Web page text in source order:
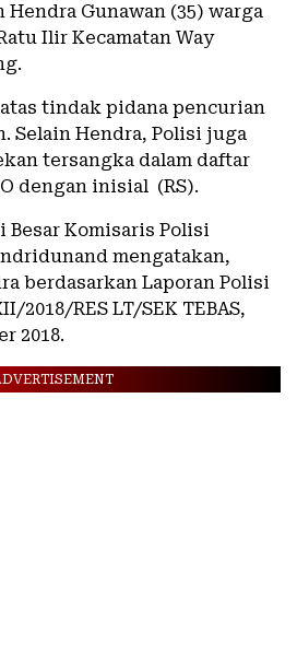
Hendra Gunawan (35) warga
Ilir Kecamatan Way
tindak pidana pencurian
Selain Hendra, Polisi juga
tersangka dalam daftar
dengan inisial (RS).
Besar Komisaris Polisi
mengatakan,
berdasarkan Laporan Polisi
2018/RES LT/SEK TEBAS,
2018.